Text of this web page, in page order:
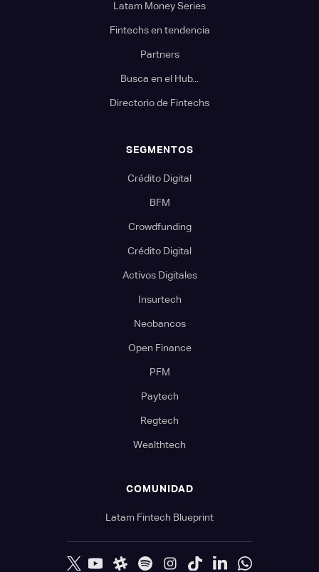
Latam Money Series
Fintechs en tendencia
Partners
Busca en el Hub...
Directorio de Fintechs
SEGMENTOS
Crédito Digital
BFM
Crowdfunding
Crédito Digital
Activos Digitales
Insurtech
Neobancos
Open Finance
PFM
Paytech
Regtech
Wealthtech
COMUNIDAD
Latam Fintech Blueprint